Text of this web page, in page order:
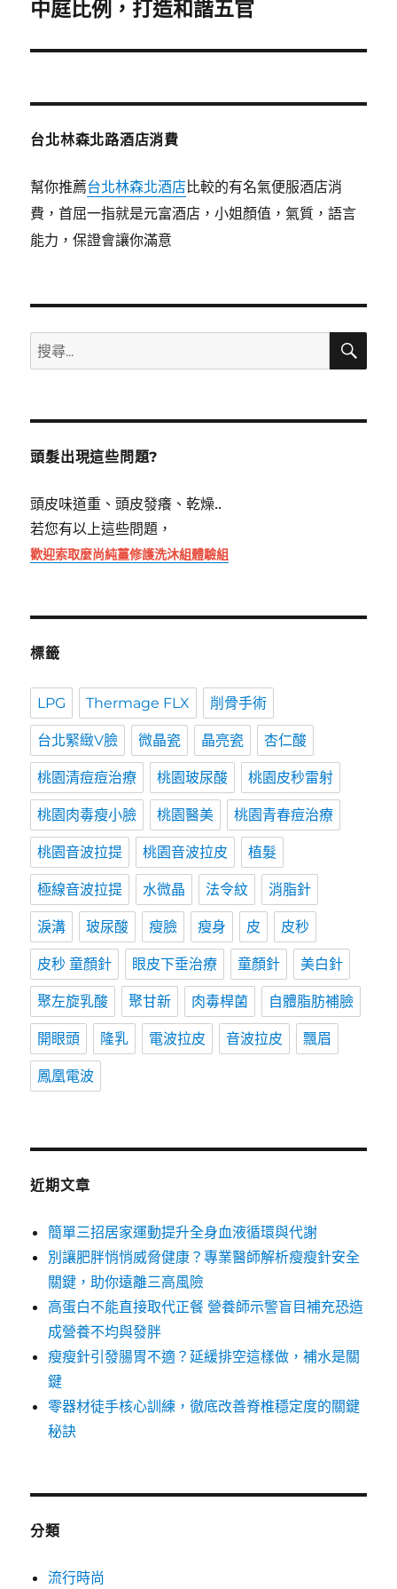
一
文
中庭比例，打造和諧五官
台北林森北路酒店消費
幫你推薦台北林森北酒店比較的有名氣便服酒店消
費，首屈一指就是元富酒店，小姐顏值，氣質，語言
能力，保證會讓你滿意
搜
尋
鍵
搜
頭髮出現這些問題?
頭皮味道重、頭皮發癢、乾燥..
若您有以上這些問題，
歡迎索取麼尚純薑修護洗沐組體驗組
標籤
LPG Thermage FLX 削骨手術
台北緊緻V臉 微晶瓷 晶亮瓷 杏仁酸
桃園清痘痘治療 桃園玻尿酸 桃園皮秒雷射
桃園肉毒瘦小臉 桃園醫美 桃園青春痘治療
桃園音波拉提 桃園音波拉皮 植髮
極線音波拉提 水微晶 法令紋 消脂針
淚溝 玻尿酸 瘦臉 瘦身 皮 皮秒
皮秒 童顏針 眼皮下垂治療 童顏針 美白針
聚左旋乳酸 聚甘新 肉毒桿菌 自體脂肪補臉
開眼頭 隆乳 電波拉皮 音波拉皮 飄眉
鳳凰電波
近期文章
簡單三招居家運動提升全身血液循環與代謝
別讓肥胖悄悄威脅健康？專業醫師解析瘦瘦針安全
關鍵，助你遠離三高風險
高蛋白不能直接取代正餐 營養師示警盲目補充恐造
成營養不均與發胖
瘦瘦針引發腸胃不適？延緩排空這樣做，補水是關
鍵
零器材徒手核心訓練，徹底改善脊椎穩定度的關鍵
秘訣
分類
流行時尚